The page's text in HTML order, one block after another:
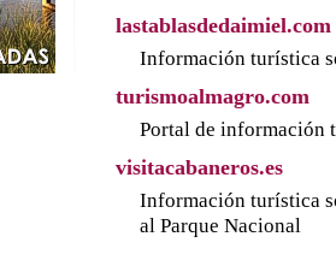
lastablasdedaimiel.com
Información turística
turismoalmagro.com
Portal de información
visitacabaneros.es
Información turística
al Parque Nacional